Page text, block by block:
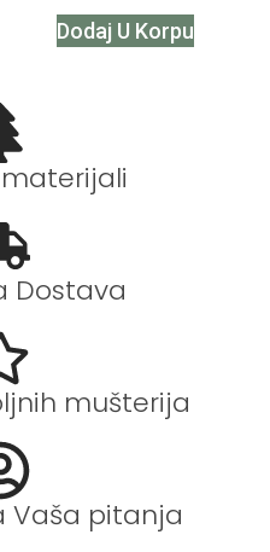
Dodaj U Korpu
Dostava
mušterija
Vaša pitanja